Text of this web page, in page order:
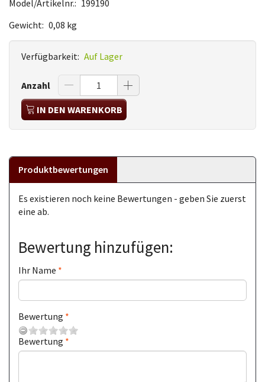
Model/Artikelnr.: 199190
Gewicht: 0,08 kg
Verfügbarkeit: Auf Lager
Anzahl
IN DEN WARENKORB
Produktbewertungen
Es existieren noch keine Bewertungen - geben Sie zuerst
eine ab.
Bewertung hinzufügen:
Ihr Name
Bewertung
Bewertung